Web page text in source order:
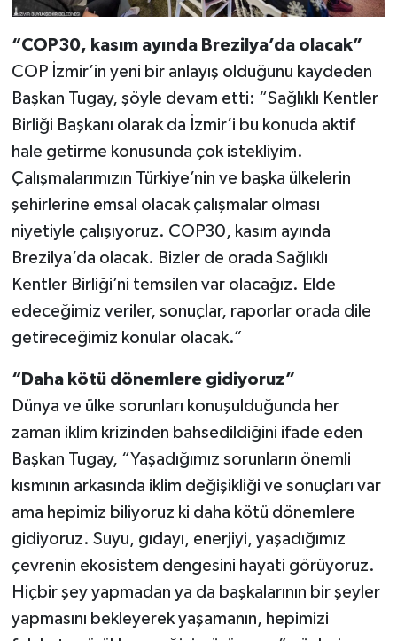
“COP30, kasım ayında Brezilya’da olacak”
COP İzmir’in yeni bir anlayış olduğunu kaydeden
Başkan Tugay, şöyle devam etti: “Sağlıklı Kentler
Birliği Başkanı olarak da İzmir’i bu konuda aktif
hale getirme konusunda çok istekliyim.
Çalışmalarımızın Türkiye’nin ve başka ülkelerin
şehirlerine emsal olacak çalışmalar olması
niyetiyle çalışıyoruz. COP30, kasım ayında
Brezilya’da olacak. Bizler de orada Sağlıklı
Kentler Birliği’ni temsilen var olacağız. Elde
edeceğimiz veriler, sonuçlar, raporlar orada dile
getireceğimiz konular olacak.”
“Daha kötü dönemlere gidiyoruz”
Dünya ve ülke sorunları konuşulduğunda her
zaman iklim krizinden bahsedildiğini ifade eden
Başkan Tugay, “Yaşadığımız sorunların önemli
kısmının arkasında iklim değişikliği ve sonuçları var
ama hepimiz biliyoruz ki daha kötü dönemlere
gidiyoruz. Suyu, gıdayı, enerjiyi, yaşadığımız
çevrenin ekosistem dengesini hayati görüyoruz.
Hiçbir şey yapmadan ya da başkalarının bir şeyler
yapmasını bekleyerek yaşamanın, hepimizi